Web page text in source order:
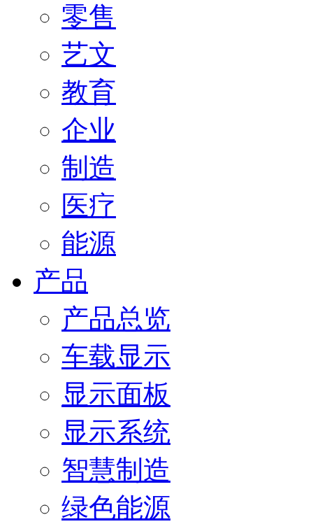
零售
艺文
教育
企业
制造
医疗
能源
产品
产品总览
车载显示
显示面板
显示系统
智慧制造
绿色能源